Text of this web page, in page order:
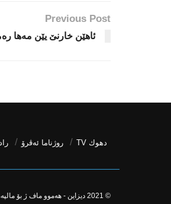
Previous Post
ئاهێن خارنێ یێن مەها
دھوك TV روژناما ئەڤرۆ
© 2021 دیزاین - هه‌موو ماف ژ بۆ